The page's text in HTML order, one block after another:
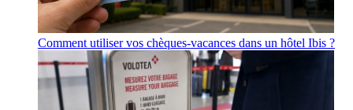
Comment utiliser vos chèques-vacances dans un hôtel Ibis ?